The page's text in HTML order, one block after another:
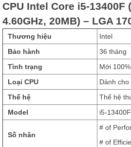
CPU Intel Core i5-13400F
4.60GHz, 20MB) – LGA
Thương hiệu
Intel
Bảo hành
36 tháng
Tình trạng
Mới 100%
Loại CPU
Dành cho
Thế hệ
Thế hệ
Model
i5-13400F
Số nhân
# of
# of